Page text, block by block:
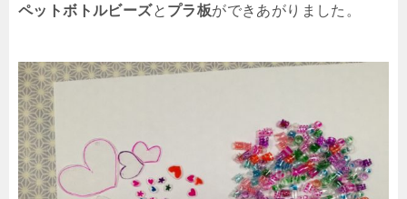
ペットボトルビーズと プラ板ができあがりました。